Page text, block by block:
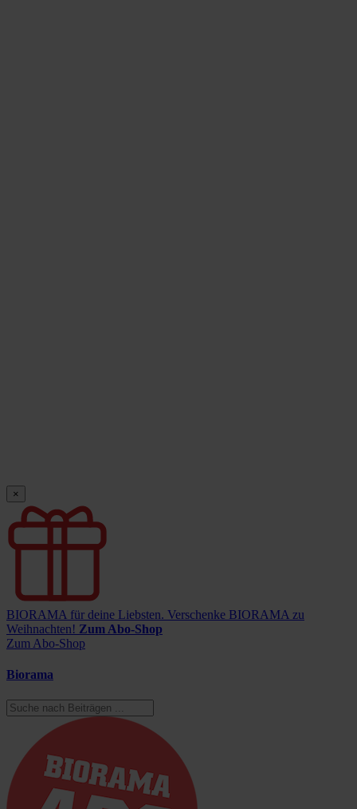
×
BIORAMA für deine Liebsten. Verschenke BIORAMA zu
Weihnachten! Zum Abo-Shop
Zum Abo-Shop
Biorama